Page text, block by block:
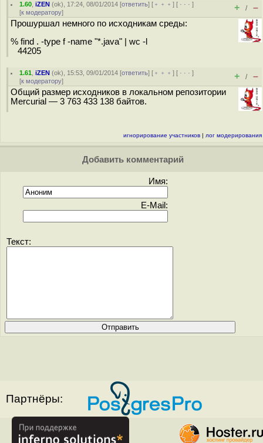
1.60 ,iZEN (ok), 17:24, 08/01/2014 [ответить] [ ﹢﹢﹢] [ · · ·]
[к модератору] + / –
Прошуршал немного по исходникам среды:
% find . -type f -name "*.java" | wc -l
44205
1.61 ,iZEN (ok), 15:53, 09/01/2014 [ответить] [ ﹢﹢﹢] [ · · ·]
[к модератору] + / –
Общий размер исходников в локальном репозитории
Mercurial — 3 763 433 138 байтов.
игнорирование участников | лог модерирования
Добавить комментарий
Имя:
E-Mail:
Текст:
Партнёры: